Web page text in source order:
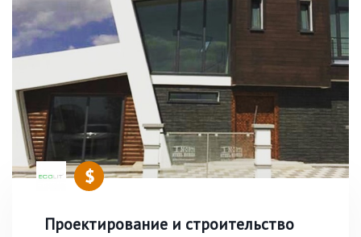
Проектирование и строительство